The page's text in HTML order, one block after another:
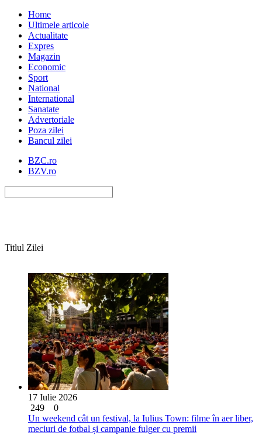
Home
Ultimele articole
Actualitate
Expres
Magazin
Economic
Sport
National
International
Sanatate
Advertoriale
Poza zilei
Bancul zilei
BZC.ro
BZV.ro
Titlul Zilei
17 Iulie 2026
249
0
Un weekend cât un festival, la Iulius Town: filme în aer liber,
meciuri de fotbal și campanie fulger cu premii